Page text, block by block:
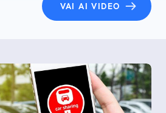
VAI AI VIDEO